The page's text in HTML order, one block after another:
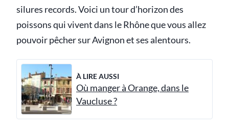
silures records. Voici un tour d’horizon des
poissons qui vivent dans le Rhône que vous allez
pouvoir pêcher sur Avignon et ses alentours.
À LIRE AUSSI
Où manger à Orange, dans le
Vaucluse ?